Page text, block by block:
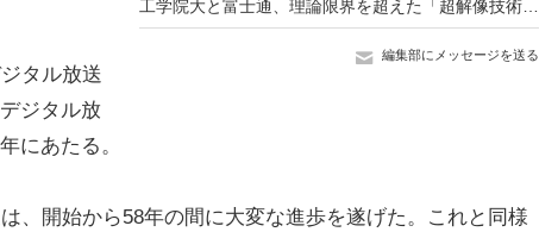
編集部にメッセージを送る
タル放送
ジタル放
にあたる。
、開始から58年の間に大変な進歩を遂げた。これと同様